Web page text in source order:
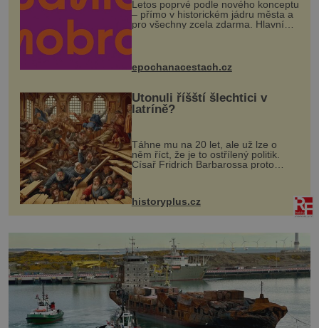
Letos poprvé podle nového konceptu
– přímo v historickém jádru města a
pro všechny zcela zdarma. Hlavní
program se odehraje na Karlově a
mohou těšit na víno, burčák, pes...
epochanacestach.cz
Utonuli říšští šlechtici v
latríně?
Táhne mu na 20 let, ale už lze o
něm říct, že je to ostřílený politik.
Císař Fridrich Barbarossa proto
posílá svého syna a dědice Jindřicha
VI. do Erfurtu, aby se stal
prostředníkem při řešení sporu m...
historyplus.cz